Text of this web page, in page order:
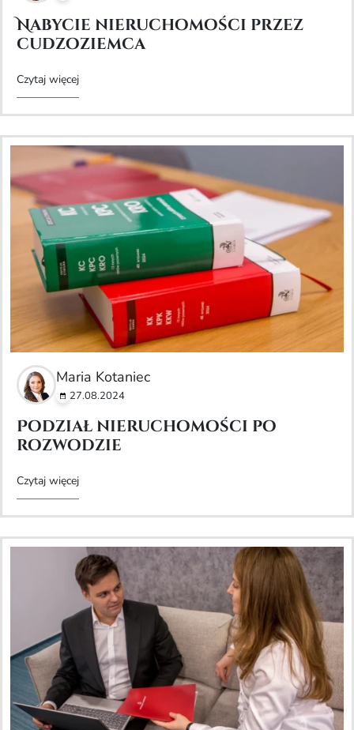
Nabycie nieruchomości przez
cudzoziemca
Czytaj więcej
Maria Kotaniec
27.08.2024
Podział nieruchomości po
rozwodzie
Czytaj więcej